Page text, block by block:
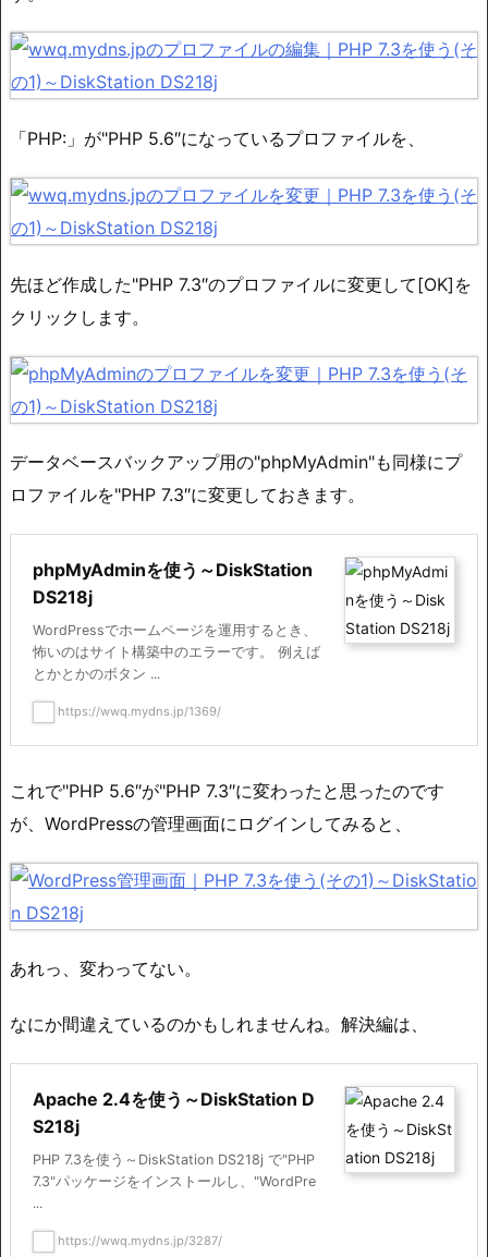
「PHP:」が"PHP 5.6″になっているプロファイルを、
先ほど作成した"PHP 7.3″のプロファイルに変更して[OK]を
クリックします。
データベースバックアップ用の"phpMyAdmin"も同様にプ
ロファイルを"PHP 7.3″に変更しておきます。
phpMyAdminを使う～DiskStation
DS218j
WordPressでホームページを運用するとき、
怖いのはサイト構築中のエラーです。 例えば
とかとかのボタン ...
https://wwq.mydns.jp/1369/
これで"PHP 5.6″が"PHP 7.3″に変わったと思ったのです
が、WordPressの管理画面にログインしてみると、
あれっ、変わってない。
なにか間違えているのかもしれませんね。解決編は、
Apache 2.4を使う～DiskStation D
S218j
PHP 7.3を使う～DiskStation DS218j で"PHP
7.3"パッケージをインストールし、"WordPre
...
https://wwq.mydns.jp/3287/